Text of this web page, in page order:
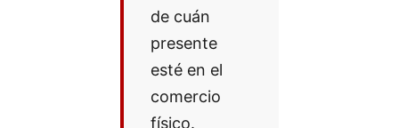
de cuán
presente
esté en el
comercio
físico.